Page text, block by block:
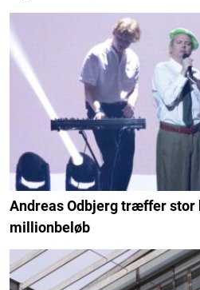
Andreas Odbjerg træffer stor
millionbeløb